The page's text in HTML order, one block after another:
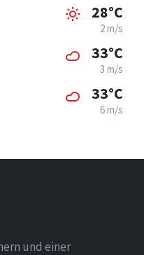
28°C
2 m/s
33°C
3 m/s
33°C
6 m/s
und einer